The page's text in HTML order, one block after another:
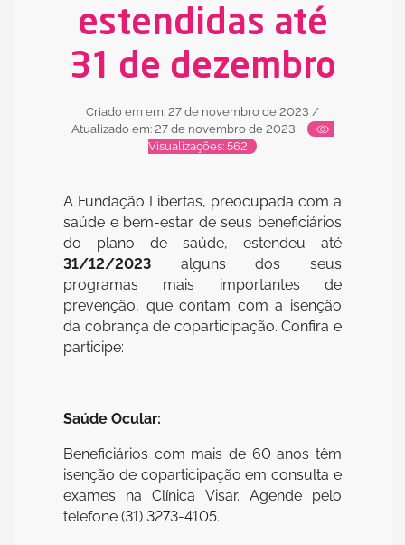
estendidas até
31 de dezembro
Criado em em: 27 de novembro de 2023 /
Atualizado em: 27 de novembro de 2023
Visualizações: 562
A Fundação Libertas, preocupada com a
saúde e bem-estar de seus beneficiários
do plano de saúde, estendeu até
31/12/2023 alguns dos seus
programas mais importantes de
prevenção, que contam com a isenção
da cobrança de coparticipação. Confira e
participe:
Saúde Ocular:
Beneficiários com mais de 60 anos têm
isenção de coparticipação em consulta e
exames na Clínica Visar. Agende pelo
telefone (31) 3273-4105.